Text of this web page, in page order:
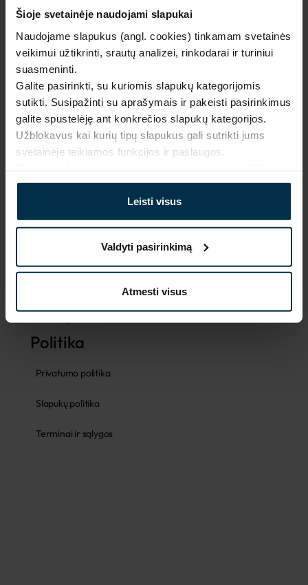
Šioje svetainėje naudojami slapukai
Naudojame slapukus (angl. cookies) tinkamam svetainės
veikimui užtikrinti, srautų analizei, rinkodarai ir turiniui
suasmeninti.
Galite pasirinkti, su kuriomis slapukų kategorijomis
sutikti. Susipažinti su aprašymais ir pakeisti pasirinkimus
galite spustelėję ant konkrečios slapukų kategorijos.
Užblokavus kai kurių tipų slapukus gali sutrikti jums
svetainėje teikiamos funkcijos ir paslaugos.
Leisti visus
Valdyti pasirinkimą
Atmesti visus
Įmonės rekvizitai
Pristatymas
Grąžinimai
Parduotuvės
Gamyklos
Dydžių lentelės
Politika
Privatumo politika
Slapukų politika
Terminai ir sąlygos